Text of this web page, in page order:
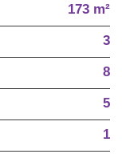
173 m²
3
8
5
1